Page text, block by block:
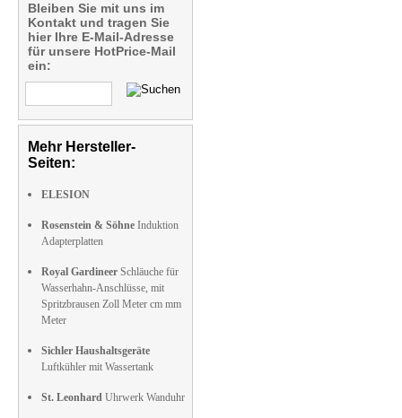
Bleiben Sie mit uns im
Kontakt und tragen Sie
hier Ihre E-Mail-Adresse
für unsere HotPrice-Mail
ein:
Mehr Hersteller-
Seiten:
ELESION
Rosenstein & Söhne Induktion
Adapterplatten
Royal Gardineer Schläuche für
Wasserhahn-Anschlüsse, mit
Spritzbrausen Zoll Meter cm mm
Meter
Sichler Haushaltsgeräte
Luftkühler mit Wassertank
St. Leonhard Uhrwerk Wanduhr